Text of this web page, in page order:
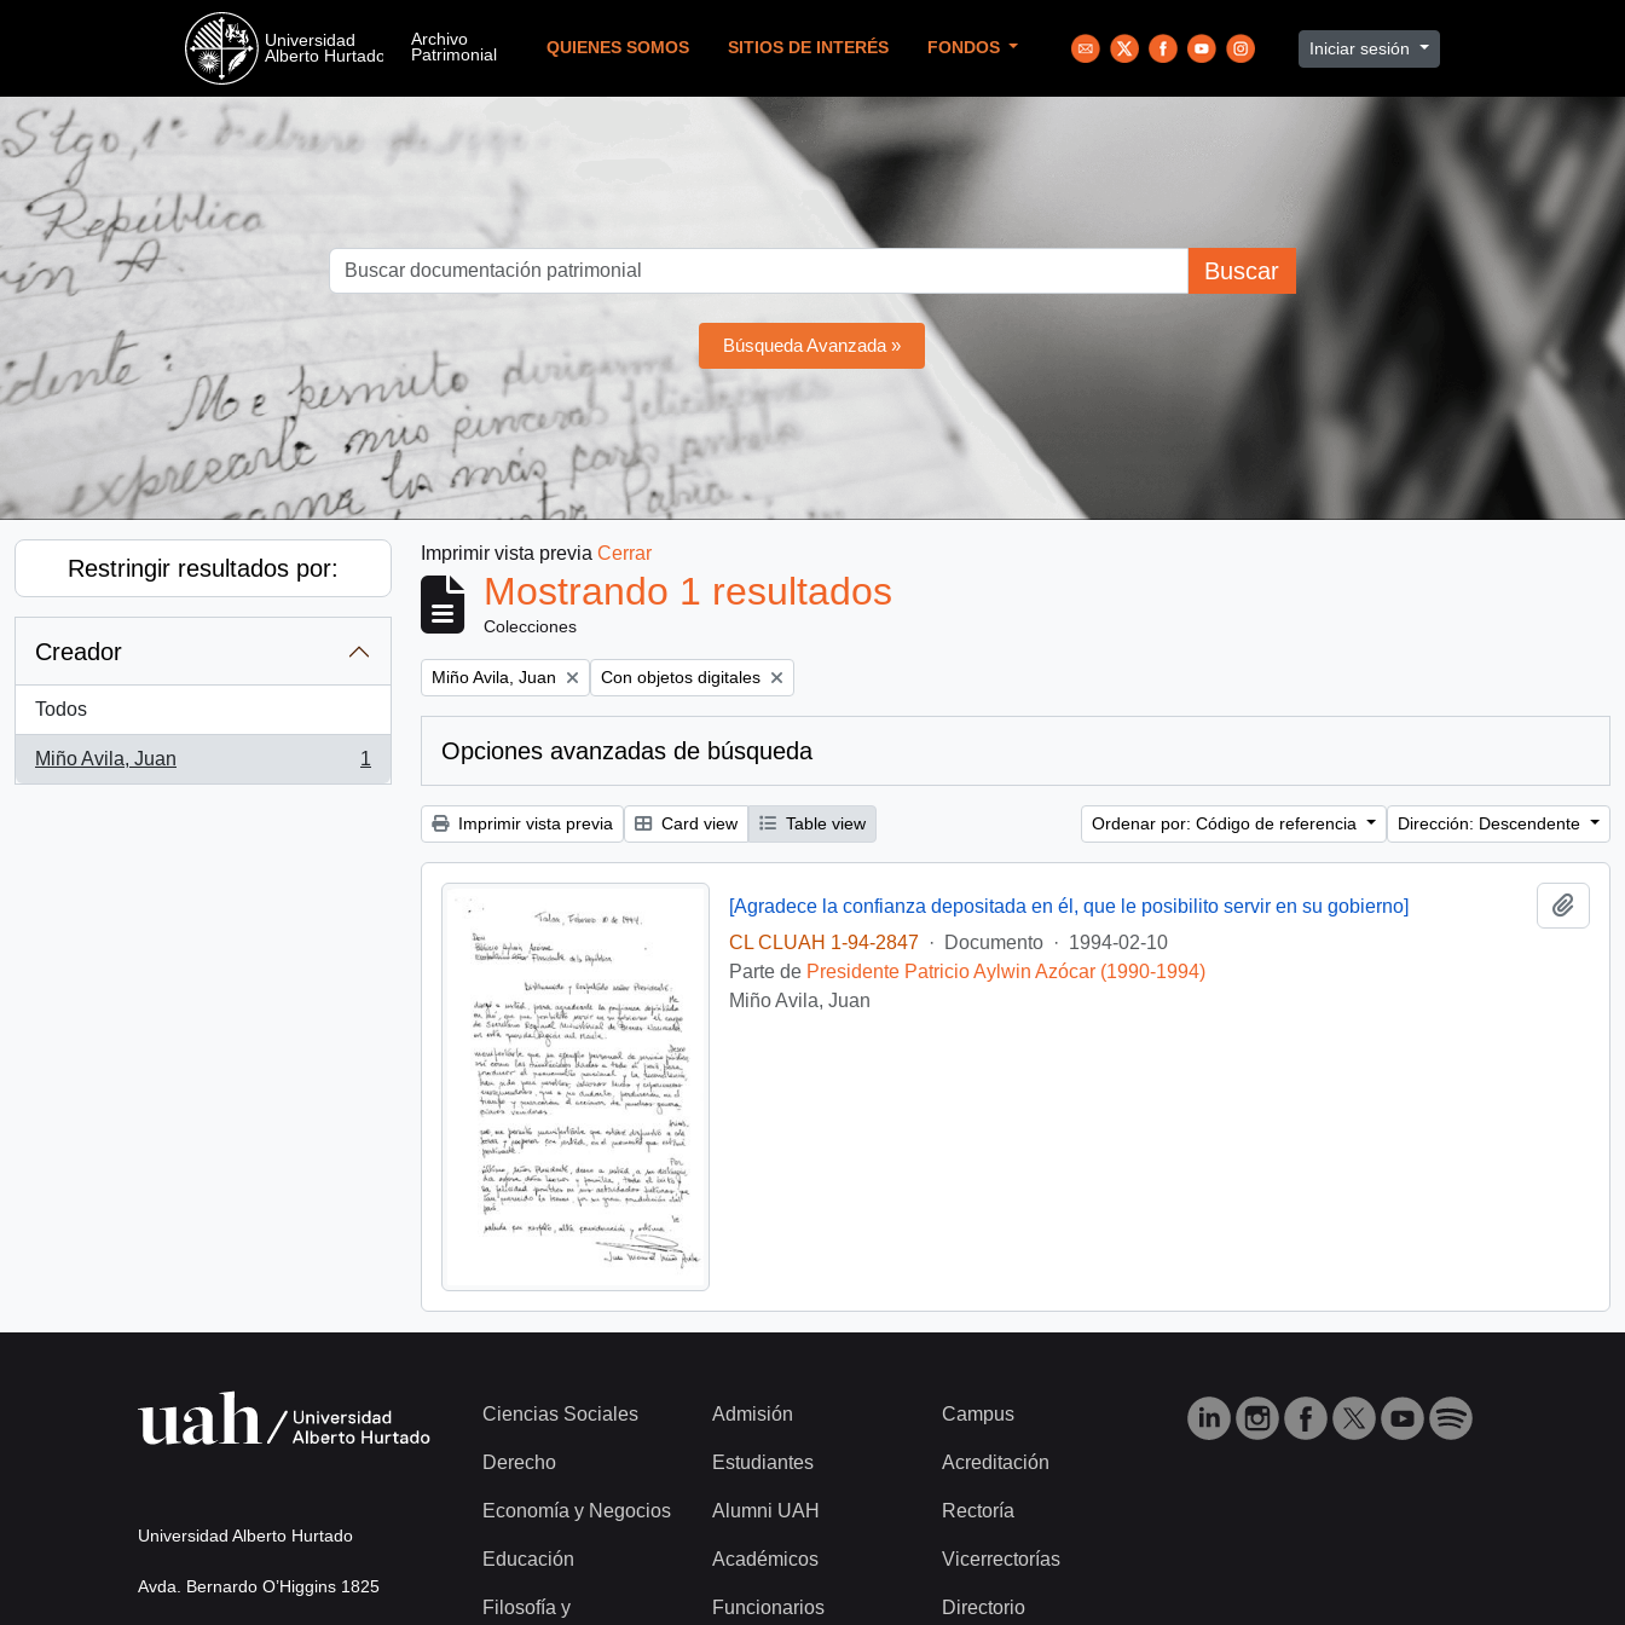
QUIENES SOMOS SITIOS DE INTERÉS FONDOS Iniciar sesión
Buscar
Búsqueda Avanzada »
Restringir resultados por:
Creador
Todos
Miño Avila, Juan
, 1 resultados
1
Imprimir vista previa Cerrar
Mostrando 1 resultados
Colecciones
Remove filter:
Miño Avila, Juan Remove filter:
Con objetos digitales
Opciones avanzadas de búsqueda
Imprimir vista previa Card view Table view Ordenar por: Código de referencia Dirección: Descendente
[Agradece la confianza depositada en él, que le posibilito servir en su gobierno]
CL CLUAH 1-94-2847
· Documento · 1994-02-10
Parte de Presidente Patricio Aylwin Azócar (1990-1994)
Miño Avila, Juan
Universidad Alberto Hurtado
Avda. Bernardo O’Higgins 1825
Ciencias Sociales
Derecho
Economía y Negocios
Educación
Filosofía y
Admisión
Estudiantes
Alumni UAH
Académicos
Funcionarios
Campus
Acreditación
Rectoría
Vicerrectorías
Directorio